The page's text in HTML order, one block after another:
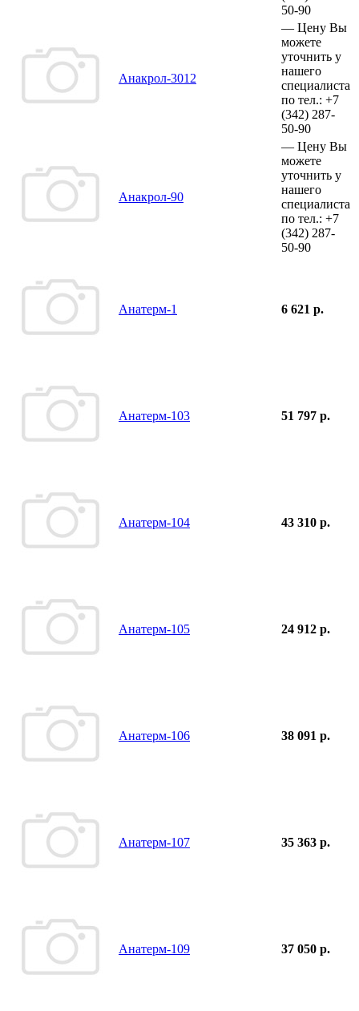
50-90
Анакрол-3012
— Цену Вы
можете
уточнить у
нашего
специалиста
по тел.: +7
(342) 287-
50-90
Анакрол-90
— Цену Вы
можете
уточнить у
нашего
специалиста
по тел.: +7
(342) 287-
50-90
Анатерм-1 6 621 р.
Анатерм-103 51 797 р.
Анатерм-104 43 310 р.
Анатерм-105 24 912 р.
Анатерм-106 38 091 р.
Анатерм-107 35 363 р.
Анатерм-109 37 050 р.